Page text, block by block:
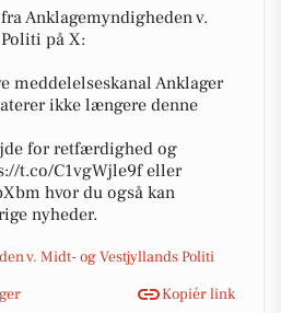
Anklagemyndigheden v.
på X:
meddelelseskanal Anklager
ikke længere denne
for retfærdighed og
t.co/C1vgWjle9f eller
hvor du også kan
nyheder.
v. Midt- og Vestjyllands Politi
Kopiér link